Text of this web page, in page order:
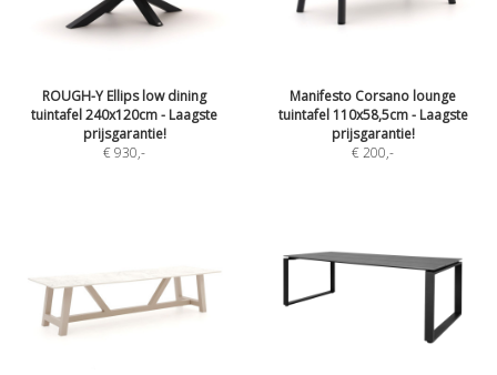
ROUGH-Y Ellips low dining
tuintafel 240x120cm - Laagste
prijsgarantie!
€ 930,-
Manifesto Corsano lounge
tuintafel 110x58,5cm - Laagste
prijsgarantie!
€ 200,-